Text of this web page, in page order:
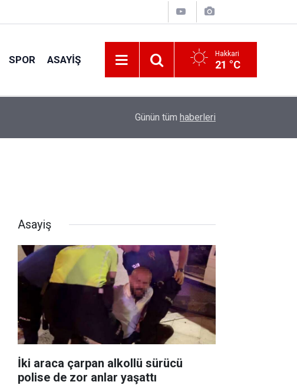
SPOR ASAYIŞ Hakkari
21 °C
Vali Taşyapan Kaymaklı Köyü’nü ziyaret etti
Günün tüm haberleri
Asayiş
İki araca çarpan alkollü sürücü
polise de zor anlar yaşattı